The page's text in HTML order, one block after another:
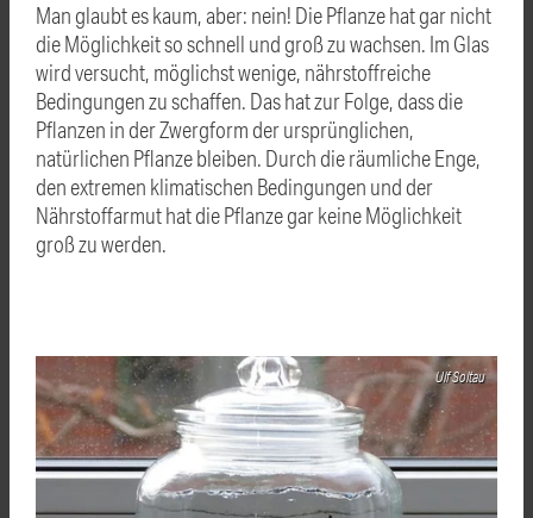
Man glaubt es kaum, aber: nein! Die Pflanze hat gar nicht
die Möglichkeit so schnell und groß zu wachsen. Im Glas
wird versucht, möglichst wenige, nährstoffreiche
Bedingungen zu schaffen. Das hat zur Folge, dass die
Pflanzen in der Zwergform der ursprünglichen,
natürlichen Pflanze bleiben. Durch die räumliche Enge,
den extremen klimatischen Bedingungen und der
Nährstoffarmut hat die Pflanze gar keine Möglichkeit
groß zu werden.
Ulf Soltau